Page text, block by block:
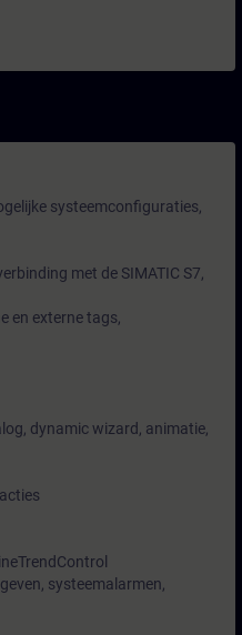
systeemconfiguraties,
met de SIMATIC S7,
en externe tags,
dynamic wizard, animatie,
systeemalarmen,